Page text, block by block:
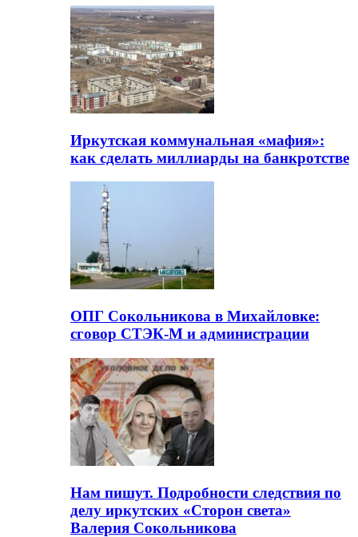
Иркутская коммунальная «мафия»:
как сделать миллиарды на банкротстве
ОПГ Сокольникова в Михайловке:
сговор СТЭК-М и администрации
Нам пишут. Подробности следствия по
делу иркутских «Сторон света»
Валерия Сокольникова